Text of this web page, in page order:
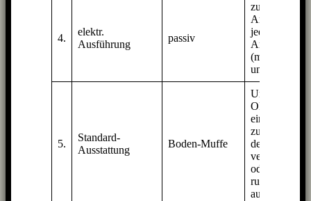
4.
elektr.
Ausführung
passiv
zum
Anschluß an
jede Stereo-
Anlage
(mehr weiter
unter)
5.
Standard-
Ausstattung
Boden-Muffe
Um die
OMni’s auf
einen Ständer
zu stellen, an
der Wand zu
verschrauben,
oder verkehrt
rum
aufzuhängen.